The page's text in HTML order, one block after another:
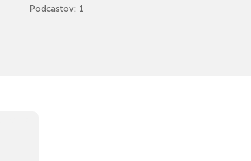
Podcastov: 1